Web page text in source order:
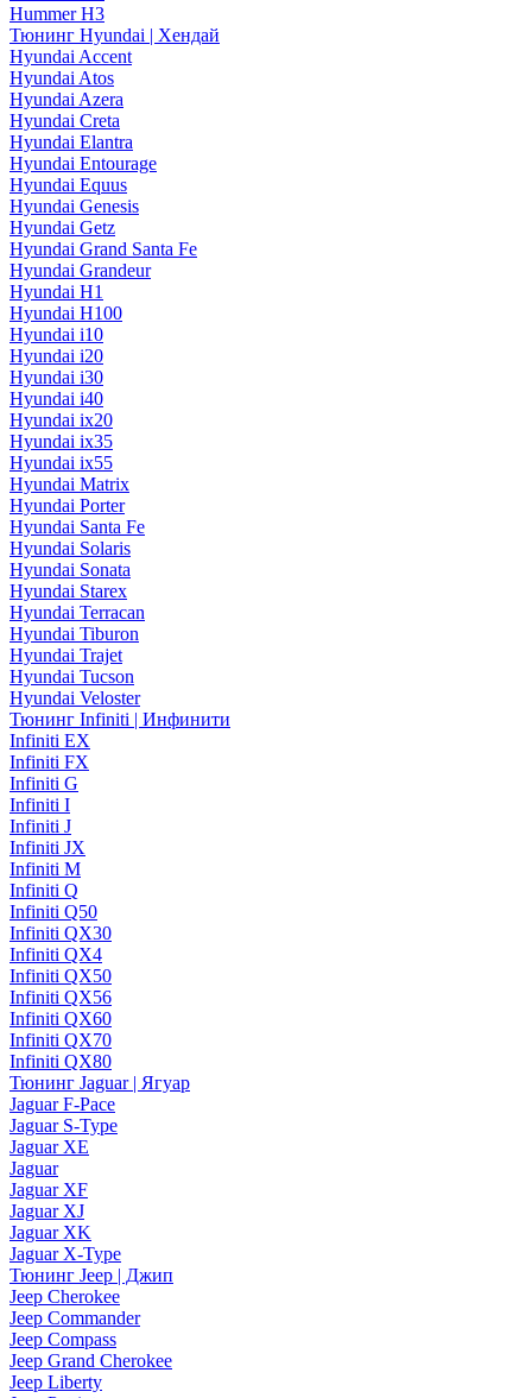
Hummer H3
Тюнинг Hyundai | Хендай
Hyundai Accent
Hyundai Atos
Hyundai Azera
Hyundai Creta
Hyundai Elantra
Hyundai Entourage
Hyundai Equus
Hyundai Genesis
Hyundai Getz
Hyundai Grand Santa Fe
Hyundai Grandeur
Hyundai H1
Hyundai H100
Hyundai i10
Hyundai i20
Hyundai i30
Hyundai i40
Hyundai ix20
Hyundai ix35
Hyundai ix55
Hyundai Matrix
Hyundai Porter
Hyundai Santa Fe
Hyundai Solaris
Hyundai Sonata
Hyundai Starex
Hyundai Terracan
Hyundai Tiburon
Hyundai Trajet
Hyundai Tucson
Hyundai Veloster
Тюнинг Infiniti | Инфинити
Infiniti EX
Infiniti FX
Infiniti G
Infiniti I
Infiniti J
Infiniti JX
Infiniti M
Infiniti Q
Infiniti Q50
Infiniti QX30
Infiniti QX4
Infiniti QX50
Infiniti QX56
Infiniti QX60
Infiniti QX70
Infiniti QX80
Тюнинг Jaguar | Ягуар
Jaguar F-Pace
Jaguar S-Type
Jaguar XE
Jaguar
Jaguar XF
Jaguar XJ
Jaguar XK
Jaguar X-Type
Тюнинг Jeep | Джип
Jeep Cherokee
Jeep Commander
Jeep Compass
Jeep Grand Cherokee
Jeep Liberty